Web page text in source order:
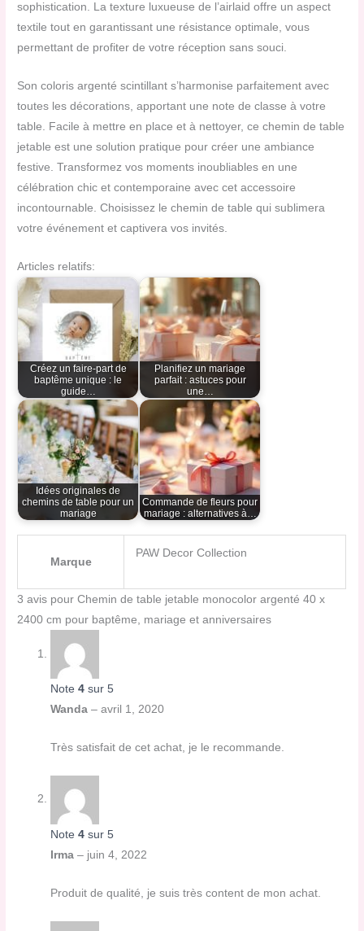
sophistication. La texture luxueuse de l’airlaid offre un aspect
textile tout en garantissant une résistance optimale, vous
permettant de profiter de votre réception sans souci.
Son coloris argenté scintillant s’harmonise parfaitement avec
toutes les décorations, apportant une note de classe à votre
table. Facile à mettre en place et à nettoyer, ce chemin de table
jetable est une solution pratique pour créer une ambiance
festive. Transformez vos moments inoubliables en une
célébration chic et contemporaine avec cet accessoire
incontournable. Choisissez le chemin de table qui sublimera
votre événement et captivera vos invités.
Articles relatifs:
Créez un faire-part de
baptême unique : le
guide…
Planifiez un mariage
parfait : astuces pour
une…
Idées originales de
chemins de table pour un
mariage
Commande de fleurs pour
mariage : alternatives à…
Marque
PAW Decor Collection
3 avis pourChemin de table jetable monocolor argenté 40 x
2400 cm pour baptême, mariage et anniversaires
Note4 sur 5
Wanda– avril 1, 2020
Très satisfait de cet achat, je le recommande.
Note4 sur 5
Irma– juin 4, 2022
Produit de qualité, je suis très content de mon achat.